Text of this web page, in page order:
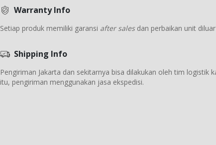
Warranty Info
Setiap produk memiliki garansi after salesdan perbaikan unit diluar
Shipping Info
Pengiriman Jakarta dan sekitarnya bisa dilakukan oleh tim logistik
itu, pengiriman menggunakan jasa ekspedisi.